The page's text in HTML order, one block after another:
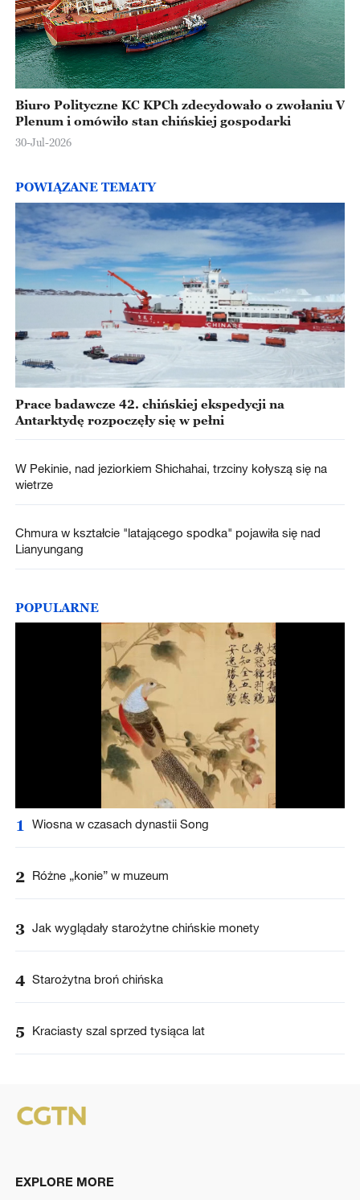
Biuro Polityczne KC KPCh zdecydowało o zwołaniu V
Plenum i omówiło stan chińskiej gospodarki
30-Jul-2026
POWIĄZANE TEMATY
Prace badawcze 42. chińskiej ekspedycji na
Antarktydę rozpoczęły się w pełni
W Pekinie, nad jeziorkiem Shichahai, trzciny kołyszą się na
wietrze
Chmura w kształcie "latającego spodka" pojawiła się nad
Lianyungang
POPULARNE
1 Wiosna w czasach dynastii Song
2 Różne „konie” w muzeum
3 Jak wyglądały starożytne chińskie monety
4 Starożytna broń chińska
5 Kraciasty szal sprzed tysiąca lat
EXPLORE MORE